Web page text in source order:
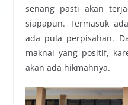
senang pasti akan
siapapun. Termasuk
ada pula perpisahan.
maknai yang positif,
akan ada hikmahnya.